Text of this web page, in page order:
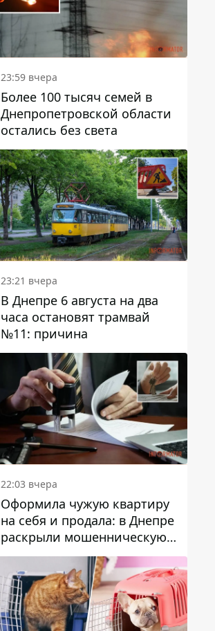
23:59 вчера
Более 100 тысяч семей в
Днепропетровской области
остались без света
23:21 вчера
В Днепре 6 августа на два
часа остановят трамвай
№11: причина
22:03 вчера
Оформила чужую квартиру
на себя и продала: в Днепре
раскрыли мошенническую
схему с недвижимостью